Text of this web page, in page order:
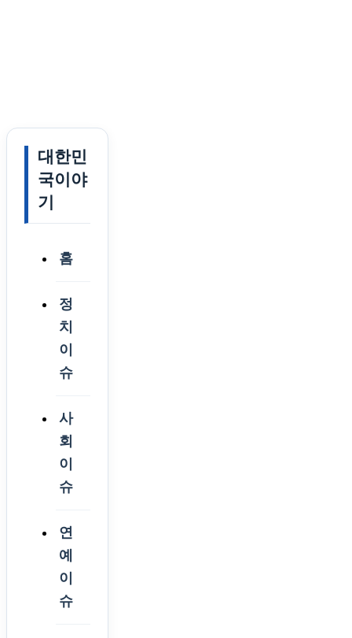
대한민
국이야
기
홈
정
치
이
슈
사
회
이
슈
연
예
이
슈